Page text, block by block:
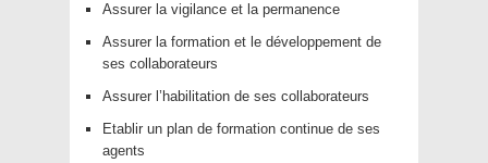
Assurer la vigilance et la permanence
Assurer la formation et le développement de
ses collaborateurs
Assurer l’habilitation de ses collaborateurs
Etablir un plan de formation continue de ses
agents